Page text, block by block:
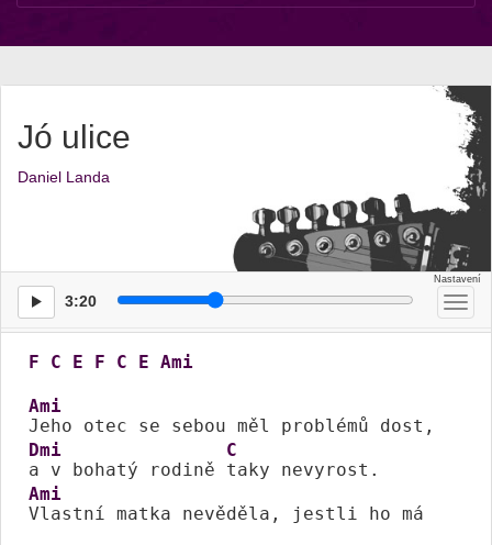
Jó ulice
Daniel Landa
3:20
F C E F C E Ami
Ami
Dmi
a v bohatý rodině
C
Ami
Vlastní matka nevěděla, jestli ho má